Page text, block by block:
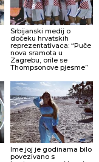
Srbijanski medij o
dočeku hrvatskih
reprezentativaca: “Puče
nova sramota u
Zagrebu, orile se
Thompsonove pjesme”
Ime joj je godinama bilo
povezivano s